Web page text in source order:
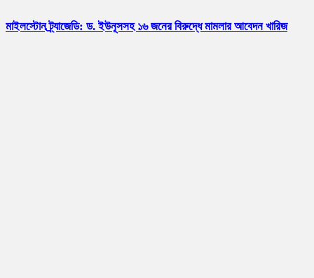
মাইলস্টোন ট্র্যাজেডি: ড. ইউনূসসহ ১৬ জনের বিরুদ্ধে মামলার আবেদন খারিজ